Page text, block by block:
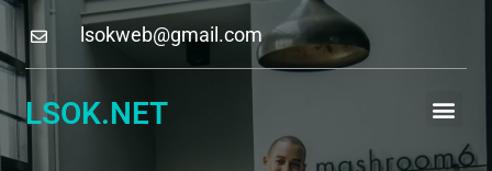
lsokweb@gmail.com
LSOK.NET